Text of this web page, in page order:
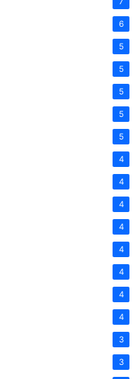
6
5
5
5
5
5
4
4
4
4
4
4
4
4
3
3